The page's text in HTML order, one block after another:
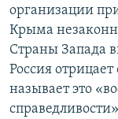
организации
Крыма
Страны Запада
Россия
называет это